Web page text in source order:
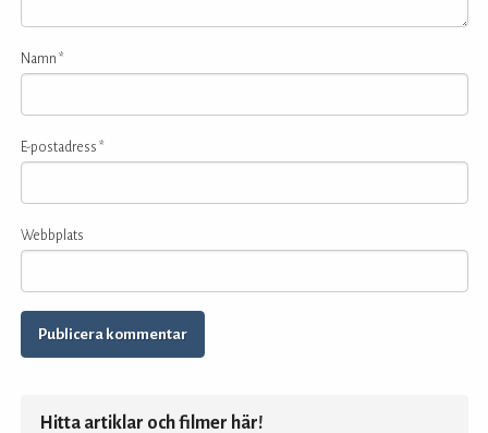
Namn *
E-postadress *
Webbplats
Hitta artiklar och filmer här!